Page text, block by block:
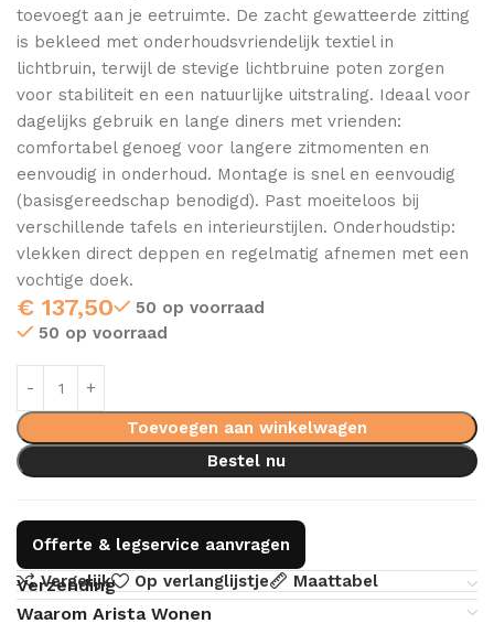
toevoegt aan je eetruimte. De zacht gewatteerde zitting
is bekleed met onderhoudsvriendelijk textiel in
lichtbruin, terwijl de stevige lichtbruine poten zorgen
voor stabiliteit en een natuurlijke uitstraling. Ideaal voor
dagelijks gebruik en lange diners met vrienden:
comfortabel genoeg voor langere zitmomenten en
eenvoudig in onderhoud. Montage is snel en eenvoudig
(basisgereedschap benodigd). Past moeiteloos bij
verschillende tafels en interieurstijlen. Onderhoudstip:
vlekken direct deppen en regelmatig afnemen met een
vochtige doek.
€ 137,50
50 op voorraad
50 op voorraad
Toevoegen aan winkelwagen
Bestel nu
Offerte & legservice aanvragen
Vergelijk
Op verlanglijstje Maattabel
Verzending
Waarom Arista Wonen